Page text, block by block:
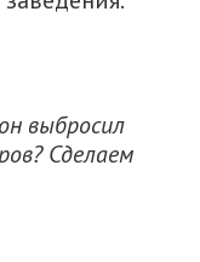
выбросил
Сделаем